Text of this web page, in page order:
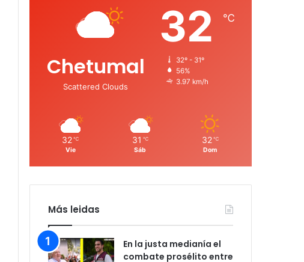
Chetumal
Scattered Clouds
32 ℃
32º - 31º
56%
3.97 km/h
32 ℃
Vie
31 ℃
Sáb
32 ℃
Dom
Más leidas
En la justa medianía el
combate prosélito entre